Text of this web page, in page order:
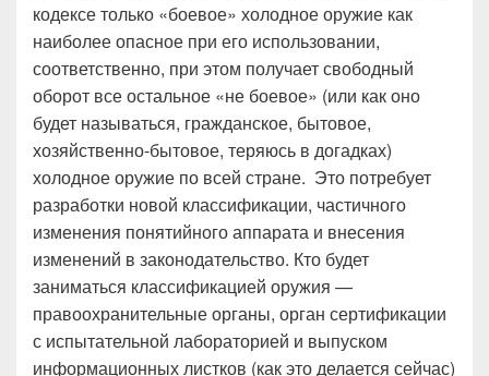
кодексе только «боевое» холодное оружие как
наиболее опасное при его использовании,
соответственно, при этом получает свободный
оборот все остальное «не боевое» (или как оно
будет называться, гражданское, бытовое,
хозяйственно-бытовое, теряюсь в догадках)
холодное оружие по всей стране. Это потребует
разработки новой классификации, частичного
изменения понятийного аппарата и внесения
изменений в законодательство. Кто будет
заниматься классификацией оружия —
правоохранительные органы, орган сертификации
с испытательной лабораторией и выпуском
информационных листков (как это делается сейчас)